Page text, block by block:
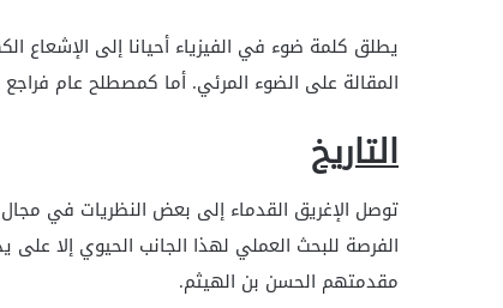
يطلق كلمة ضوء في الفيزياء أحيانا إلى
المقالة على الضوء المرئي. أما كمصطلح عام
التاريخ
توصل الإغريق القدماء إلى بعض النظريات في
الفرصة للبحث العملي لهذا الجانب الحيوي إلا
مقدمتهم الحسن بن الهيثم.